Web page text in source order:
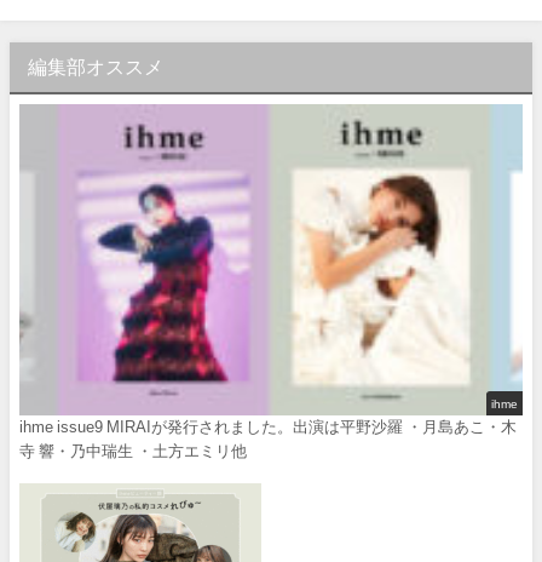
編集部オススメ
ihme
ihme issue9 MIRAIが発行されました。出演は平野沙羅 ・月島あこ・木
寺 響・乃中瑞生 ・土方エミリ他